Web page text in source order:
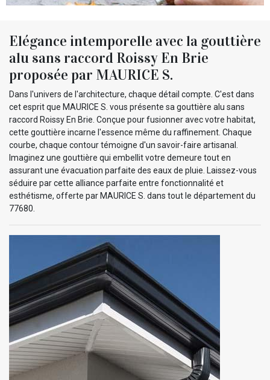
Elégance intemporelle avec la gouttière
alu sans raccord Roissy En Brie
proposée par MAURICE S.
Dans l'univers de l'architecture, chaque détail compte. C'est dans
cet esprit que MAURICE S. vous présente sa gouttière alu sans
raccord Roissy En Brie. Conçue pour fusionner avec votre habitat,
cette gouttière incarne l'essence même du raffinement. Chaque
courbe, chaque contour témoigne d'un savoir-faire artisanal.
Imaginez une gouttière qui embellit votre demeure tout en
assurant une évacuation parfaite des eaux de pluie. Laissez-vous
séduire par cette alliance parfaite entre fonctionnalité et
esthétisme, offerte par MAURICE S. dans tout le département du
77680.